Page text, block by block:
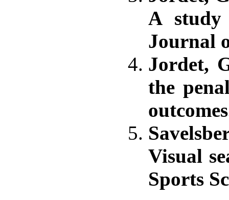
A study
Journal
Jordet,
the
Visual
Sports